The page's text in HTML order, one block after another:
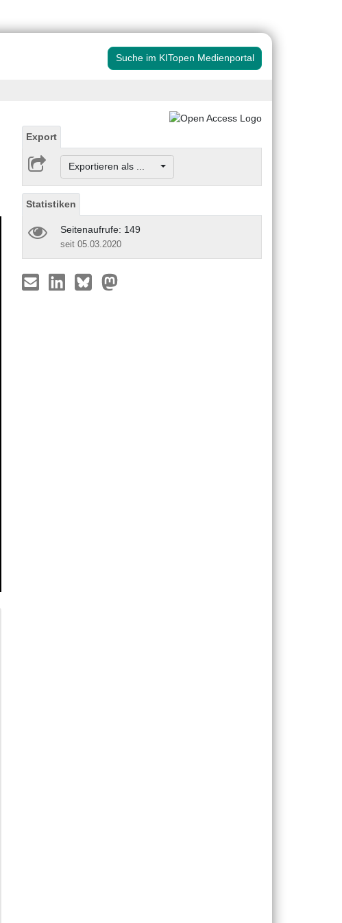
Suche im KITopen Medienportal
Export
Exportieren als ...
Statistiken
Seitenaufrufe: 149
seit 05.03.2020